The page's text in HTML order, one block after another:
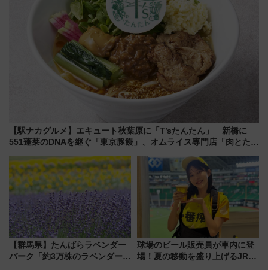
【駅ナカグルメ】エキュート秋葉原に「T’sたんたん」 新橋に
551蓬莱のDNAを継ぐ「東京豚饅」、オムライス専門店「肉とたま
【群馬県】たんばらラベンダー
パーク「約3万株のラベンダー」
球場のビール販売員が車内に登
場！夏の移動を盛り上げるJR九